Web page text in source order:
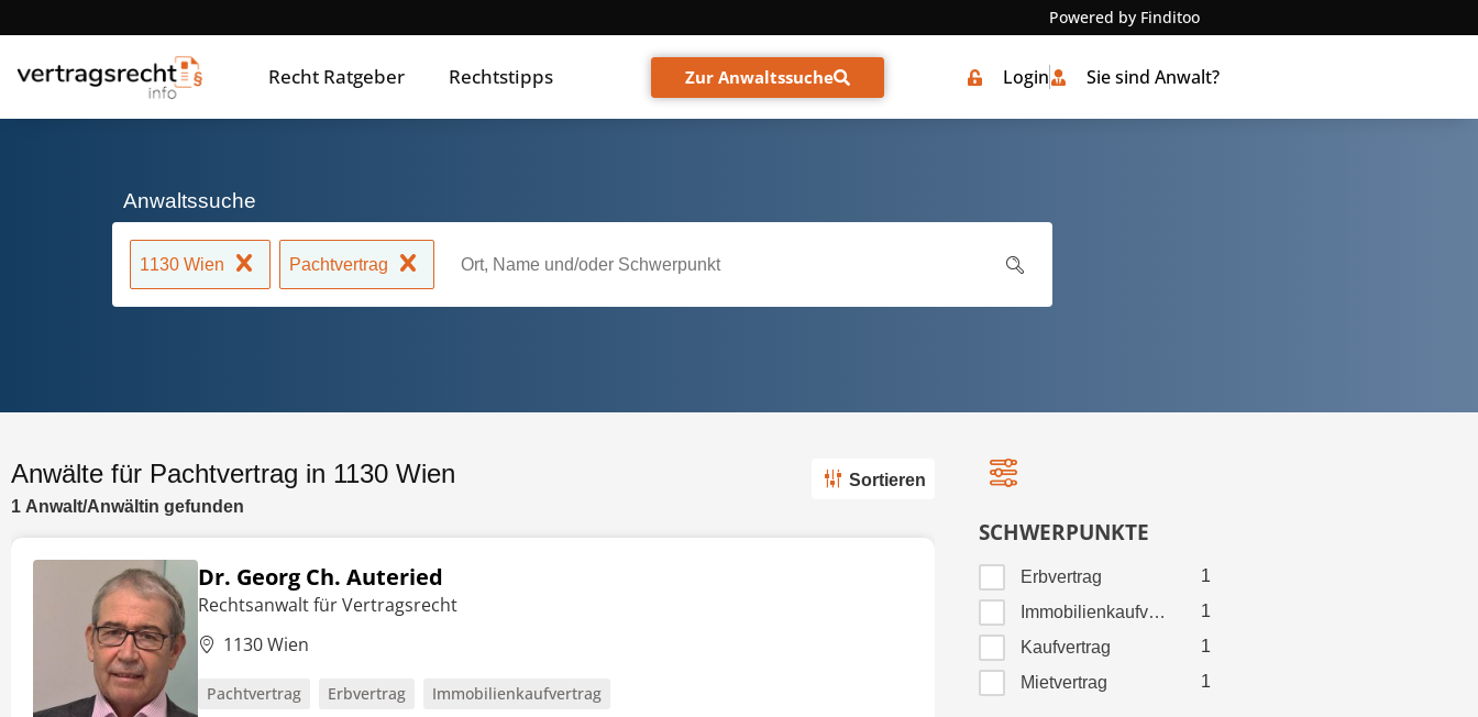
Powered by Finditoo
Recht Ratgeber Rechtstipps Zur Anwaltssuche Login Sie sind Anwalt?
Anwaltssuche
1130 Wien Pachtvertrag
Anwälte für Pachtvertrag in 1130 Wien
1 Anwalt/Anwältin gefunden
Sortieren
Dr. Georg Ch. Auteried
Rechtsanwalt für Vertragsrecht
1130 Wien
Pachtvertrag Erbvertrag
Immobilienkaufvertrag
SCHWERPUNKTE
Erbvertrag
1
Immobilienkaufvertrag
1
Kaufvertrag
1
Mietvertrag
1